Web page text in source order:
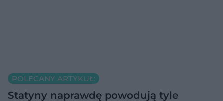
POLECANY ARTYKUŁ:
Statyny naprawdę powodują tyle